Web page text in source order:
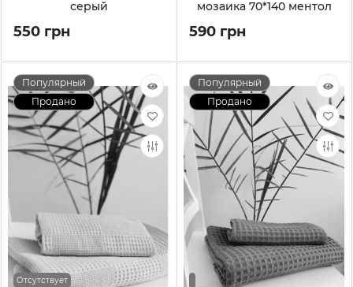
серый
550 грн
мозаика 70*140 ментол
590 грн
Популярный
Продано
Отсутствует
Популярный
Продано